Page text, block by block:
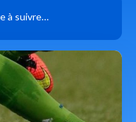
à suivre…